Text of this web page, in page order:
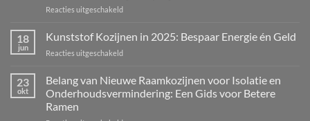
Reacties uitgeschakeldvoor
service:
kozijnen
inmeten
onze
experts
18
jun
Kunststof Kozijnen in 2025: Bespaar Energie én Geld
Reacties uitgeschakeldvoor
Kozijnen
in
2025:
23
okt
Belang van Nieuwe Raamkozijnen voor Isolatie en
Onderhoudsvermindering: Een Gids voor Betere
Ramen